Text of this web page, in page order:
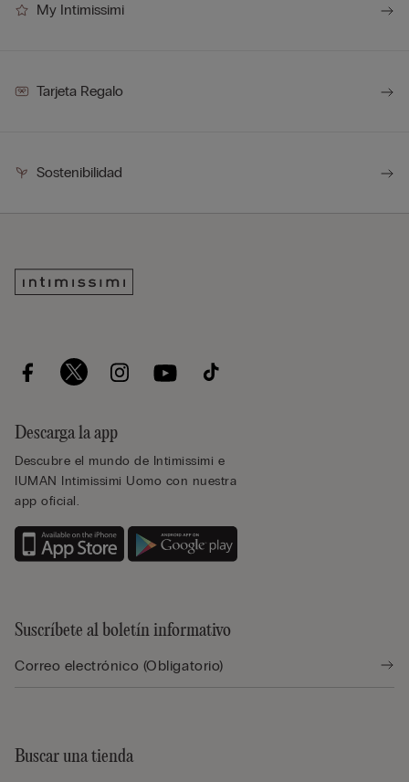
My Intimissimi
Tarjeta Regalo
Sostenibilidad
Descarga la app
Descubre el mundo de Intimissimi e
IUMAN Intimissimi Uomo con nuestra
app oficial.
Suscríbete al boletín informativo
Buscar una tienda